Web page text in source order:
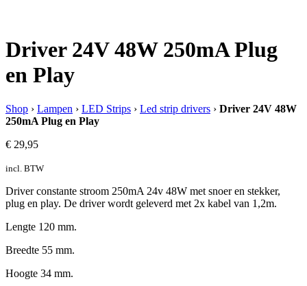
Driver 24V 48W 250mA Plug
en Play
Shop › Lampen › LED Strips › Led strip drivers › Driver 24V 48W
250mA Plug en Play
€ 29,95
incl. BTW
Driver constante stroom 250mA 24v 48W met snoer en stekker,
plug en play. De driver wordt geleverd met 2x kabel van 1,2m.
Lengte 120 mm.
Breedte 55 mm.
Hoogte 34 mm.